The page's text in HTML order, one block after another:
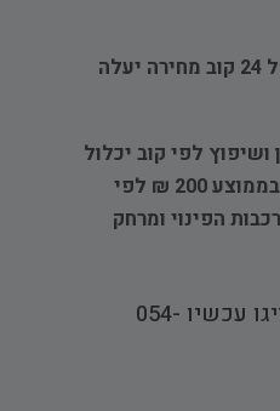
השכרת מכולה בגודל של 24 קוב מחירה יעלה
לפי קוב יכלול
גם עלות ההטמנה יעלה בממוצע 200 ₪ לפי
הפינוי ומרחק
לקבלת הצעת מחיר חייגו עכשיו 054-